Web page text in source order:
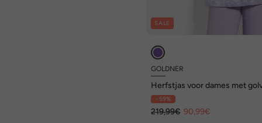
SALE
GOLDNER
Herfstjas voor dames met
stiksels in sportieve look
- 59%
219,99€ 90,99€